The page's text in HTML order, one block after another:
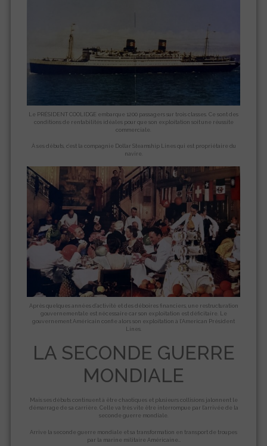
Le PRÉSIDENT COOLIDGE embarque 1200 passagers sur trois classes. Ce sont des
conditions de rentabilités idéales pour que son exploitation soit une réussite
commerciale.
À ses débuts, c’est la compagnie Dollar Steamship Lines qui est propriétaire du
navire.
Après quelques années d’activité et des déboires financiers, une restructuration
gouvernementale est nécessaire car son exploitation est déficitaire. Le
gouvernement Américain confie alors son exploitation à l’American Président
Lines.
LA SECONDE GUERRE
MONDIALE
Mais ses débuts continuent à être chaotiques et plusieurs collisions jalonnent le
démarrage de sa carrière. Celle va très vite être interrompue par l’arrivée de la
seconde guerre mondiale.
Arrive la seconde guerre mondiale et sa transformation en transport de troupes
par la marine militaire Américaine…